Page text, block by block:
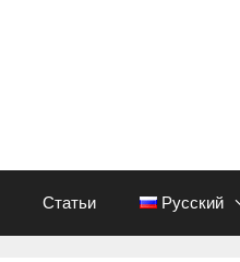
Статьи Русский